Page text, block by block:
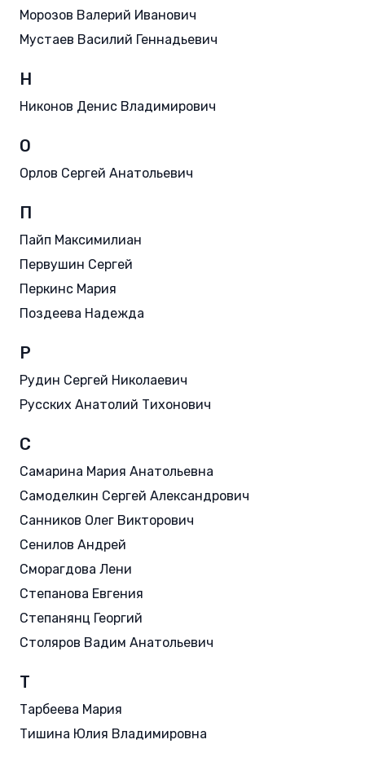
Морозов Валерий Иванович
Мустаев Василий Геннадьевич
Н
Никонов Денис Владимирович
О
Орлов Сергей Анатольевич
П
Пайп Максимилиан
Первушин Сергей
Перкинс Мария
Поздеева Надежда
Р
Рудин Сергей Николаевич
Русских Анатолий Тихонович
С
Самарина Мария Анатольевна
Самоделкин Сергей Александрович
Санников Олег Викторович
Сенилов Андрей
Сморагдова Лени
Степанова Евгения
Степанянц Георгий
Столяров Вадим Анатольевич
Т
Тарбеева Мария
Тишина Юлия Владимировна